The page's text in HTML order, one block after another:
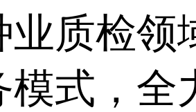
业质检领
模式，全